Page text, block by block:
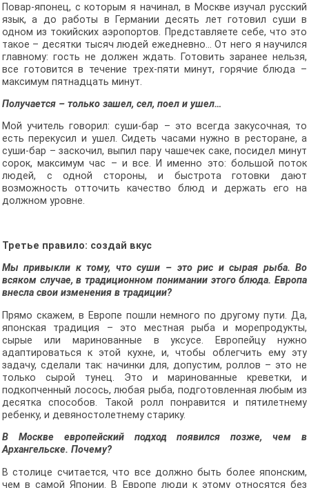
Повар-японец, с которым я начинал, в Москве изучал русский
язык, а до работы в Германии десять лет готовил суши в
одном из токийских аэропортов. Представляете себе, что это
такое – десятки тысяч людей ежедневно… От него я научился
главному: гость не должен ждать. Готовить заранее нельзя,
все готовится в течение трех-пяти минут, горячие блюда –
максимум пятнадцать минут.
Получается – только зашел, сел, поел и ушел…
Мой учитель говорил: суши-бар – это всегда закусочная, то
есть перекусил и ушел. Сидеть часами нужно в ресторане, а
суши-бар – заскочил, выпил пару чашечек саке, посидел минут
сорок, максимум час – и все. И именно это: большой поток
людей, с одной стороны, и быстрота готовки дают
возможность отточить качество блюд и держать его на
должном уровне.
Третье правило: создай вкус
Мы привыкли к тому, что суши – это рис и сырая рыба. Во
всяком случае, в традиционном понимании этого блюда. Европа
внесла свои изменения в традиции?
Прямо скажем, в Европе пошли немного по другому пути. Да,
японская традиция – это местная рыба и морепродукты,
сырые или маринованные в уксусе. Европейцу нужно
адаптироваться к этой кухне, и, чтобы облегчить ему эту
задачу, сделали так: начинки для, допустим, роллов – это не
только сырой тунец. Это и маринованные креветки, и
подкопченный лосось, любая рыба, подготовленная любым из
десятка способов. Такой ролл понравится и пятилетнему
ребенку, и девяностолетнему старику.
В Москве европейский подход появился позже, чем в
Архангельске. Почему?
В столице считается, что все должно быть более японским,
чем в самой Японии. В Европе люди к этому относятся без